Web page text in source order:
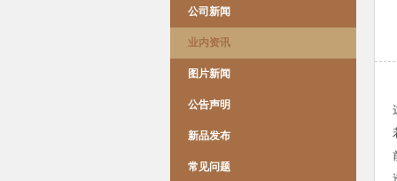
公司新闻
业内资讯
图片新闻
公告声明
新品发布
常见问题